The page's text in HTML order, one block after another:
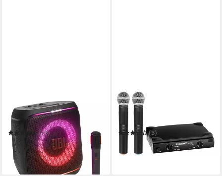
PartyBox ENCORE 2 Party-
Lautsprecher
(13)
259,00 € UVP349,99 €
-26%
in 3-4 Werktagen bei dir
MCGREY
Mikrofon UHF-2V Dual Funk
Mikrofon Set mit 50m
Reichweite
(3)
in 3-4 Werktagen bei dir